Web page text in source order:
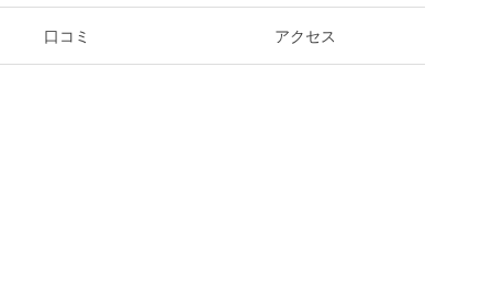
口コミ アクセス